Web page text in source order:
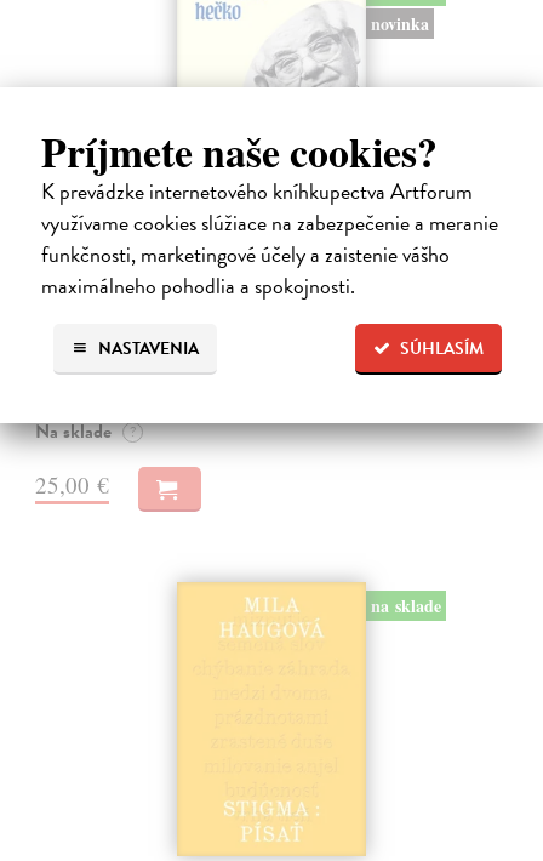
Príjmete naše cookies?
K prevádzke internetového kníhkupectva Artforum
využívame cookies slúžiace na zabezpečenie a meranie
funkčnosti, marketingové účely a zaistenie vášho
maximálneho pohodlia a spokojnosti.
SÚHLASÍM
NASTAVENIA
novinka
Dobrodružstvo prekladu
| Kniha
„Nádherná kniha o úskaliach prekladateľského remesla a bohatstve
nášho jazyka.“ Adam Berka, vydavateľ Blahoslav Hečko (*1915 Suchá
nad Parnou – †2002 Bratislava) je jedny´m z najvy´znamnejších
Na sklade ?
25,00 €
na sklade